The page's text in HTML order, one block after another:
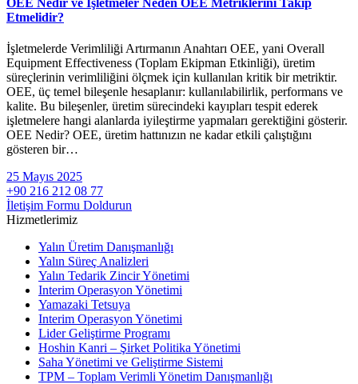
Etmelidir?
İşletmelerde Verimliliği Artırmanın Anahtarı OEE, yani Overall
Equipment Effectiveness (Toplam Ekipman Etkinliği), üretim
süreçlerinin verimliliğini ölçmek için kullanılan kritik bir metriktir.
OEE, üç temel bileşenle hesaplanır: kullanılabilirlik, performans ve
kalite. Bu bileşenler, üretim sürecindeki kayıpları tespit ederek
işletmelere hangi alanlarda iyileştirme yapmaları gerektiğini gösterir.
OEE Nedir? OEE, üretim hattınızın ne kadar etkili çalıştığını
gösteren bir…
25 Mayıs 2025
+90 216 212 08 77
İletişim Formu Doldurun
Hizmetlerimiz
Yalın Üretim Danışmanlığı
Yalın Süreç Analizleri
Yalın Tedarik Zincir Yönetimi
Interim Operasyon Yönetimi
Yamazaki Tetsuya
Interim Operasyon Yönetimi
Lider Geliştirme Programı
Hoshin Kanri – Şirket Politika Yönetimi
Saha Yönetimi ve Geliştirme Sistemi
TPM – Toplam Verimli Yönetim Danışmanlığı